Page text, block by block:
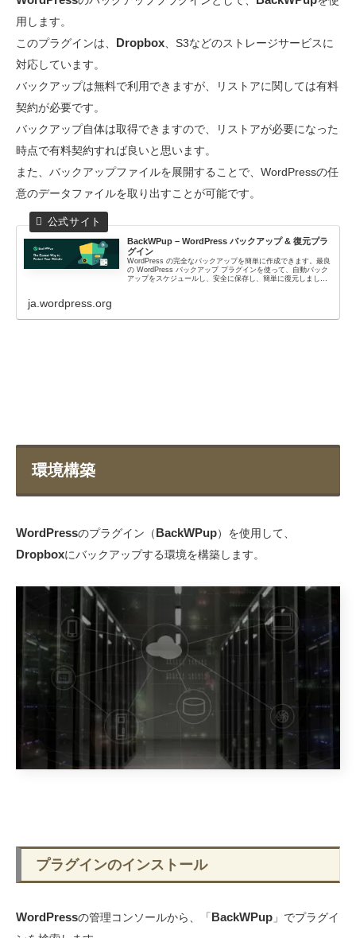
用します。
このプラグインは、 Dropbox、S3などのストレージサービスに
対応しています。
バックアップは無料で利用できますが、リストアに関しては有料
契約が必要です。
バックアップ自体は取得できますので、リストアが必要になった
時点で有料契約すれば良いと思います。
また、バックアップファイルを展開することで、WordPressの任
意のデータファイルを取り出すことが可能です。
BackWPup – WordPress バックアップ & 復元プラ
グイン
WordPress の完全なバックアップを簡単に作成できます。最良
の WordPress バックアップ プラグインを使って、自動バック
アップをスケジュールし、安全に保存し、簡単に復元しましょ
ja.wordpress.org
環境構築
WordPressのプラグイン（BackWPup）を使用して、
Dropboxにバックアップする環境を構築します。
プラグインのインストール
WordPressの管理コンソールから、「BackWPup 」でプラグイ